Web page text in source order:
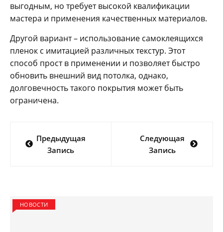
выгодным, но требует высокой квалификации
мастера и применения качественных материалов.
Другой вариант – использование самоклеящихся
пленок с имитацией различных текстур. Этот
способ прост в применении и позволяет быстро
обновить внешний вид потолка, однако,
долговечность такого покрытия может быть
ограничена.
по
Предыдущая
Запись
Следующая
Запись
НОВОСТИ